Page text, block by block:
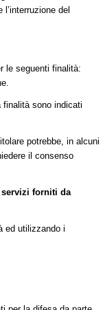
l’interruzione del
le seguenti finalità:
finalità sono indicati
potrebbe, in alcuni
il consenso
servizi forniti da
ed utilizzando i